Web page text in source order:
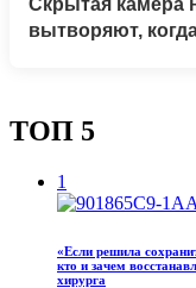
Скрытая камера
вытворяют,
ТОП 5
1
«Если решила
кто и зачем
хирурга